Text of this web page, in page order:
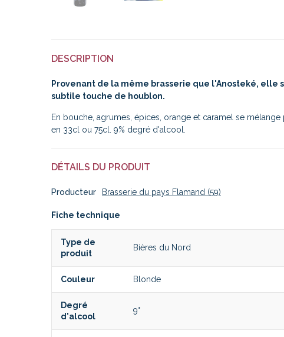
DESCRIPTION
Provenant de la même brasserie que l'Anosteké,
subtile touche de houblon.
En bouche, agrumes, épices, orange et caramel se
en 33cl ou 75cl. 9% degré d'alcool.
DÉTAILS DU PRODUIT
Producteur Brasserie du pays Flamand (59)
Fiche technique
Type de
produit
Bières du Nord
Couleur Blonde
Degré
d'alcool
9°